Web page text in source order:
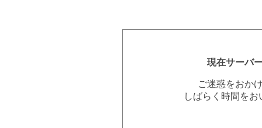
現在サーバ
ご迷惑をおか
しばらく時間を